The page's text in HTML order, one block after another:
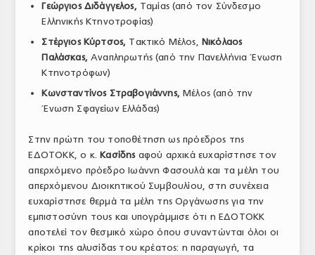
Γεώργιος Διδάγγελος, Ταμίας (από τον Σύνδεσμο
Ελληνικής Κτηνοτροφίας)
Στέργιος Κύρτσος, Τακτικό Μέλος, Νικόλαος
Παλάσκας,Αναπληρωτής (από την Πανελλήνια Ένωση
Κτηνοτρόφων)
Κωνσταντίνος Στραβογιάννης, Μέλος (από την
Ένωση Σφαγείων Ελλάδας)
Στην πρώτη του τοποθέτηση ως πρόεδρος της
ΕΔΟΤΟΚΚ, ο κ. Κασίδηςαφού αρχικά ευχαρίστησε τον
απερχόμενο πρόεδρο Ιωάννη Φασουλά και τα μέλη του
απερχόμενου Διοικητικού Συμβουλίου, στη συνέχεια
ευχαρίστησε θερμά τα μέλη της Οργάνωσης για την
εμπιστοσύνη τους και υπογράμμισε ότι η ΕΔΟΤΟΚΚ
αποτελεί τον θεσμικό χώρο όπου συναντώνται όλοι οι
κρίκοι της αλυσίδας του κρέατος: η παραγωγή, τα